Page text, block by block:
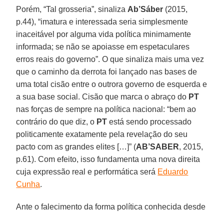
Porém, “Tal grosseria”, sinaliza Ab’Sáber (2015,
p.44), “imatura e interessada seria simplesmente
inaceitável por alguma vida política minimamente
informada; se não se apoiasse em espetaculares
erros reais do governo”. O que sinaliza mais uma vez
que o caminho da derrota foi lançado nas bases de
uma total cisão entre o outrora governo de esquerda e
a sua base social. Cisão que marca o abraço do PT
nas forças de sempre na política nacional: “bem ao
contrário do que diz, o PT está sendo processado
politicamente exatamente pela revelação do seu
pacto com as grandes elites […]” (AB’SABER, 2015,
p.61). Com efeito, isso fundamenta uma nova direita
cuja expressão real e performática será Eduardo
Cunha.
Ante o falecimento da forma política conhecida desde